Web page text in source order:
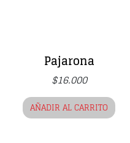
Pajarona
$16.000
AÑADIR AL CARRITO